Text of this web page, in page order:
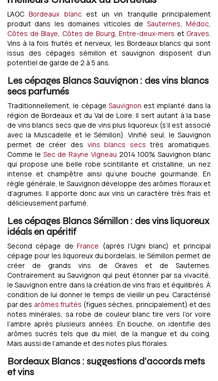
L’AOCBordeaux blancest un vin tranquille principalement
produit dans les domaines viticoles de Sauternes,Médoc,
Côtes de Blaye, Côtes de Bourg, Entre-deux-mers et Graves.
Vins à la fois fruités et nerveux, les Bordeaux blancs qui sont
issus des cépages sémillon et sauvignon disposent d’un
potentiel de garde de 2 à 5 ans.
Les cépages Blancs Sauvignon : des vins blancs
secs parfumés
Traditionnellement, le cépage Sauvignon est implanté dans la
région de Bordeaux et du Val de Loire. Il sert autant à la base
de vins blancs secs que de vins plus liquoreux (s’il est associé
avec la Muscadelle et le Sémillon). Vinifié seul, le Sauvignon
permet de créer des vins blancs secs très aromatiques.
Comme le Sec de Rayne Vigneau 2014 100% Sauvignon blanc
qui propose une belle robe scintillante et cristalline, un nez
intense et champêtre ainsi qu’une bouche gourmande. En
règle générale, le Sauvignon développe des arômes floraux et
d’agrumes. Il apporte donc aux vins un caractère très frais et
délicieusement parfumé.
Les cépages Blancs Sémillon : des vins liquoreux
idéals en apéritif
Second cépage deFrance (après l’Ugni blanc) et principal
cépage pour les liquoreux du bordelais, le Sémillon permet de
créer de grands vins de Graves et de Sauternes.
Contrairement au Sauvignon qui peut étonner par sa vivacité,
le Sauvignon entre dans la création de vins frais et équilibrés. À
condition de lui donner le temps de vieillir un peu. Caractérisé
par des arômes fruités (figues sèches, principalement) et des
notes minérales, sa robe de couleur blanc tire vers l’or voire
l’ambre après plusieurs années. En bouche, on identifie des
arômes sucrés tels que du miel, de la mangue et du coing.
Mais aussi de l’amande et des notes plus florales.
Bordeaux Blancs : suggestions d'accords mets
et vins